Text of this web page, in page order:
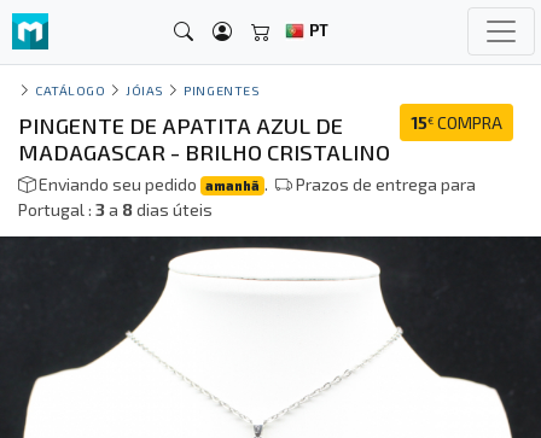
PT
CATÁLOGO JÓIAS PINGENTES
15€ COMPRA
PINGENTE DE APATITA AZUL DE
MADAGASCAR - BRILHO CRISTALINO
Enviando seu pedido amanhã .
Prazos de entrega para
Portugal : 3a 8dias úteis